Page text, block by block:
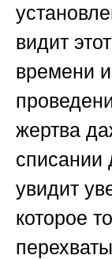
видит
времени
жертва
списании
увидит
которое